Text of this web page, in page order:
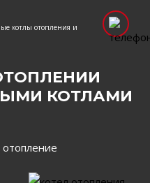
котлы отопления и
КОТЛАМИ